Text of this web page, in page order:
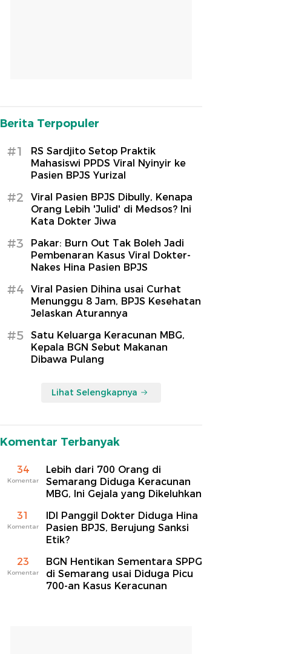
Berita Terpopuler
#1
RS Sardjito Setop Praktik
Mahasiswi PPDS Viral Nyinyir ke
Pasien BPJS Yurizal
#2
Viral Pasien BPJS Dibully, Kenapa
Orang Lebih 'Julid' di Medsos? Ini
Kata Dokter Jiwa
#3
Pakar: Burn Out Tak Boleh Jadi
Pembenaran Kasus Viral Dokter-
Nakes Hina Pasien BPJS
#4
Viral Pasien Dihina usai Curhat
Menunggu 8 Jam, BPJS Kesehatan
Jelaskan Aturannya
#5
Satu Keluarga Keracunan MBG,
Kepala BGN Sebut Makanan
Dibawa Pulang
Lihat Selengkapnya
Komentar Terbanyak
34
Komentar
Lebih dari 700 Orang di
Semarang Diduga Keracunan
MBG, Ini Gejala yang Dikeluhkan
31
Komentar
IDI Panggil Dokter Diduga Hina
Pasien BPJS, Berujung Sanksi
Etik?
23
Komentar
BGN Hentikan Sementara SPPG
di Semarang usai Diduga Picu
700-an Kasus Keracunan